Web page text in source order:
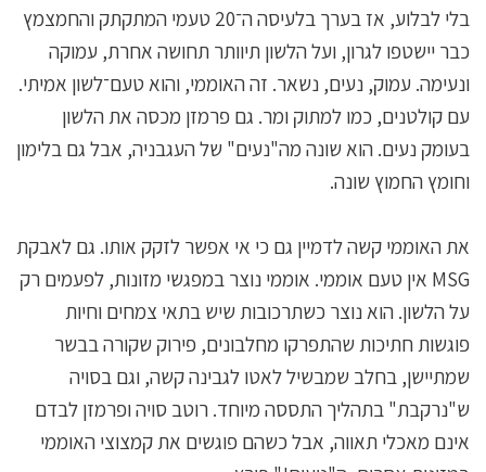
בלי לבלוע, אז בערך בלעיסה ה־20 טעמי המתקתק והחמצמץ
כבר יישטפו לגרון, ועל הלשון תיוותר תחושה אחרת, עמוקה
ונעימה. עמוק, נעים, נשאר. זה האוממי, והוא טעם־לשון אמיתי.
עם קולטנים, כמו למתוק ומר. גם פרמזן מכסה את הלשון
בעומק נעים. הוא שונה מה"נעים" של העגבניה, אבל גם בלימון
וחומץ החמוץ שונה.
את האוממי קשה לדמיין גם כי אי אפשר לזקק אותו. גם לאבקת
MSG אין טעם אוממי. אוממי נוצר במפגשי מזונות, לפעמים רק
על הלשון. הוא נוצר כשתרכובות שיש בתאי צמחים וחיות
פוגשות חתיכות שהתפרקו מחלבונים, פירוק שקורה בבשר
שמתיישן, בחלב שמבשיל לאטו לגבינה קשה, וגם בסויה
ש"נרקבת" בתהליך התססה מיוחד. רוטב סויה ופרמזן לבדם
אינם מאכלי תאווה, אבל כשהם פוגשים את קמצוצי האוממי